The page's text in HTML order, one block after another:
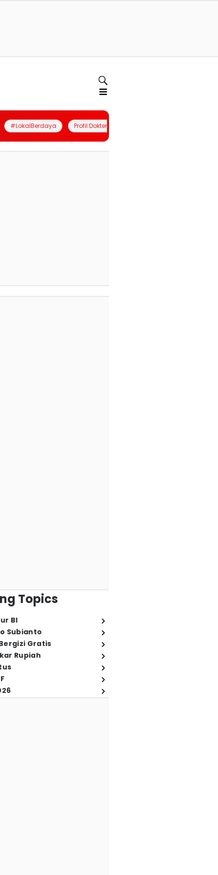
#LokalBerdaya Profil Dokter
Topics
BI
Subianto
Gratis
Rupiah